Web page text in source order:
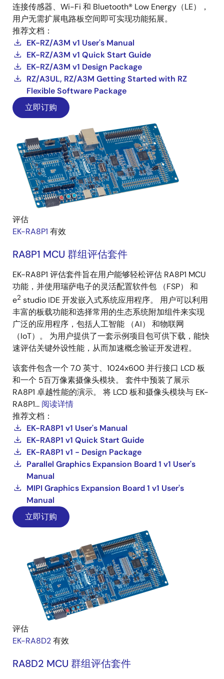
连接传感器、Wi-Fi 和 Bluetooth® Low Energy（LE），
用户无需扩展电路板空间即可实现功能拓展。
推荐文档：
EK-RZ/A3M v1 User's Manual
EK-RZ/A3M v1 Quick Start Guide
EK-RZ/A3M v1 Design Package
RZ/A3UL, RZ/A3M Getting Started with RZ
Flexible Software Package
立即订购
评估
EK-RA8P1 有效
RA8P1 MCU 群组评估套件
EK-RA8P1 评估套件旨在用户能够轻松评估 RA8P1 MCU
功能，并使用瑞萨电子的灵活配置软件包 （FSP） 和
e2 studio IDE 开发嵌入式系统应用程序。 用户可以利用
丰富的板载功能和选择常用的生态系统附加组件来实现
广泛的应用程序，包括人工智能 （AI） 和物联网
（IoT）。 为用户提供了一套示例项目包可供下载，能快
速评估关键外设性能，从而加速概念验证开发进程。
该套件包含一个 7.0 英寸、1024x600 并行接口 LCD 板
和一个 5百万像素摄像头模块。 套件中预装了展示
RA8P1 卓越性能的演示。 将 LCD 板和摄像头模块与 EK-
RA8P1... 阅读详情
推荐文档：
EK-RA8P1 v1 User's Manual
EK-RA8P1 v1 Quick Start Guide
EK-RA8P1 v1 - Design Package
Parallel Graphics Expansion Board 1 v1 User's
Manual
MIPI Graphics Expansion Board 1 v1 User's
Manual
立即订购
评估
EK-RA8D2有效
RA8D2 MCU 群组评估套件